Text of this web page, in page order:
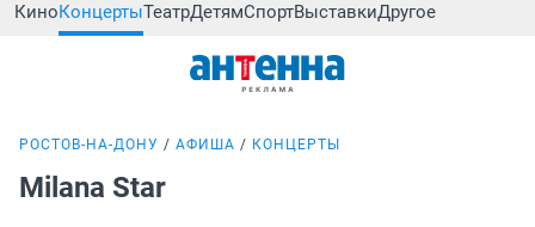
КиноКонцертыТеатрДетямСпортВыставкиДругое
РОСТОВ-НА-ДОНУ АФИША КОНЦЕРТЫ
Milana Star